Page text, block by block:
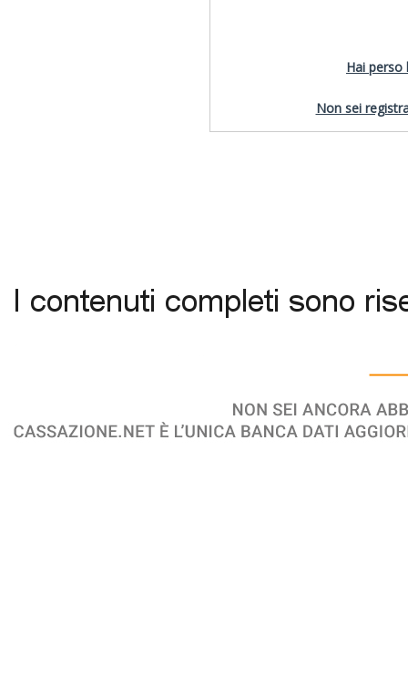
Hai perso
Non sei